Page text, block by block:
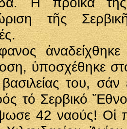
τῆς
ὑποσχέθηκε
του, σάν
τό Σερβικό
42 ναούς! Οἱ